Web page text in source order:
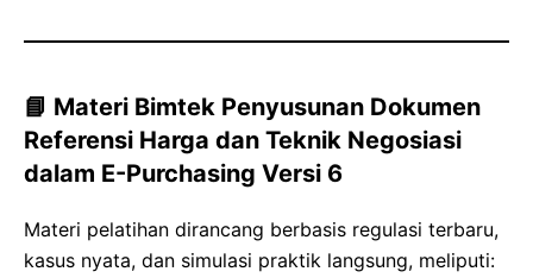
📘 Materi Bimtek Penyusunan Dokumen
Referensi Harga dan Teknik Negosiasi
dalam E-Purchasing Versi 6
Materi pelatihan dirancang berbasis regulasi terbaru,
kasus nyata, dan simulasi praktik langsung, meliputi: